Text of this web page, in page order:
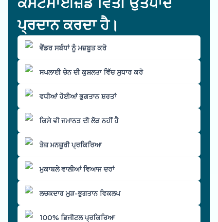
ਪ੍ਰਦਾਨ ਕਰਦਾ ਹੈ।
ਵੈਂਡਰ ਸਬੰਧਾਂ ਨੂੰ ਮਜ਼ਬੂਤ ਕਰੋ
ਸਪਲਾਈ ਚੇਨ ਦੀ ਕੁਸ਼ਲਤਾ ਵਿੱਚ ਸੁਧਾਰ ਕਰੋ
ਵਧੀਆਂ ਹੋਈਆਂ ਭੁਗਤਾਨ ਸ਼ਰਤਾਂ
ਕਿਸੇ ਵੀ ਜਮਾਨਤ ਦੀ ਲੋੜ ਨਹੀਂ ਹੈ
ਤੇਜ਼ ਮਨਜ਼ੂਰੀ ਪ੍ਰਕਿਰਿਆ
ਮੁਕਾਬਲੇ ਵਾਲੀਆਂ ਵਿਆਜ ਦਰਾਂ
ਲਚਕਦਾਰ ਮੁੜ-ਭੁਗਤਾਨ ਵਿਕਲਪ
100% ਡਿਜੀਟਲ ਪ੍ਰਕਿਰਿਆ